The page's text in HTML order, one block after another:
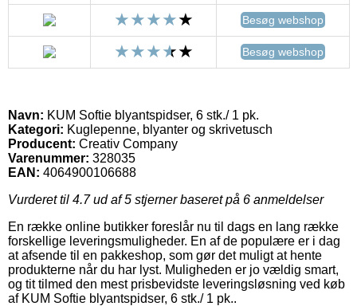
Besøg webshop
Besøg webshop
Navn: KUM Softie blyantspidser, 6 stk./ 1 pk.
Kategori: Kuglepenne, blyanter og skrivetusch
Producent: Creativ Company
Varenummer: 328035
EAN: 4064900106688
Vurderet til 4.7ud af 5 stjerner baseret på 6 anmeldelser
En række online butikker foreslår nu til dags en lang række
forskellige leveringsmuligheder. En af de populære er i dag
at afsende til en pakkeshop, som gør det muligt at hente
produkterne når du har lyst. Muligheden er jo vældig smart,
og tit tilmed den mest prisbevidste leveringsløsning ved køb
af KUM Softie blyantspidser, 6 stk./ 1 pk..